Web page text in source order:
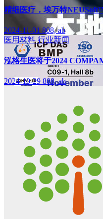
精细医疗，埃万特
2024-11-01808, ab
医用材料行业新闻
泓格生医将于2024
2024-10-29 808, ab